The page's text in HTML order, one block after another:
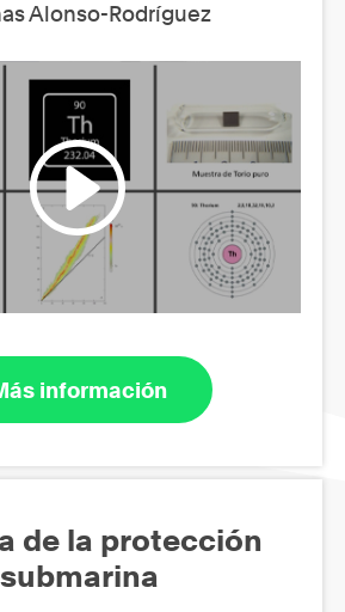
Alonso-Rodríguez
información
de la protección